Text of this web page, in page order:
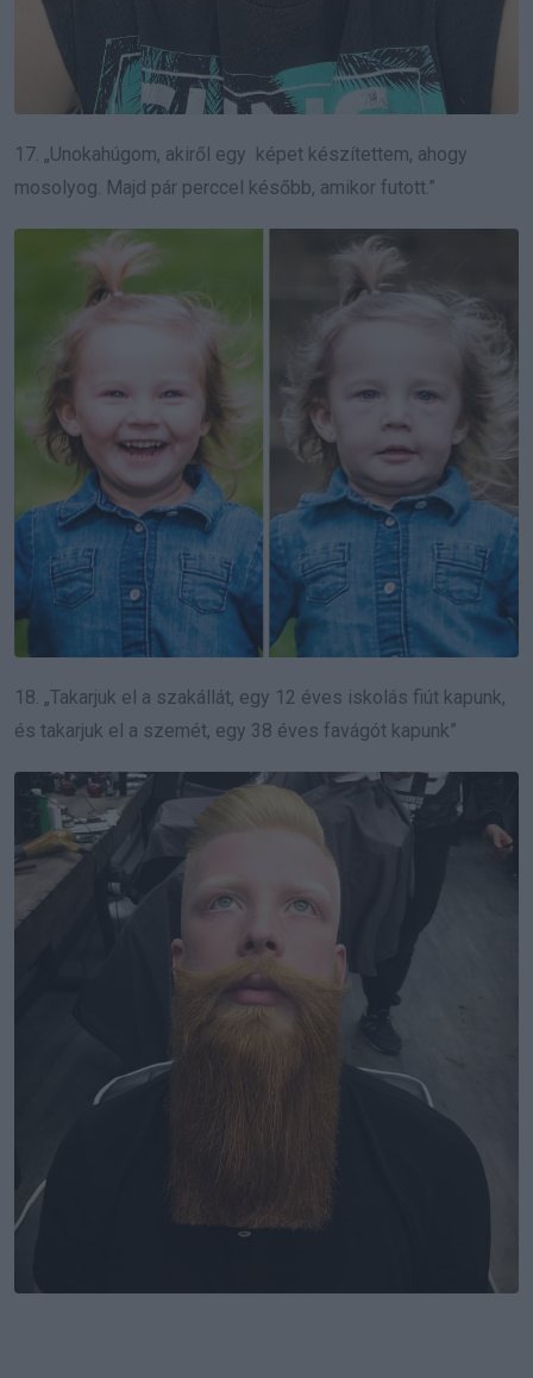
17. „Unokahúgom, akiről egy képet készítettem, ahogy
mosolyog. Majd pár perccel később, amikor futott.”
18. „Takarjuk el a szakállát, egy 12 éves iskolás fiút kapunk,
és takarjuk el a szemét, egy 38 éves favágót kapunk”